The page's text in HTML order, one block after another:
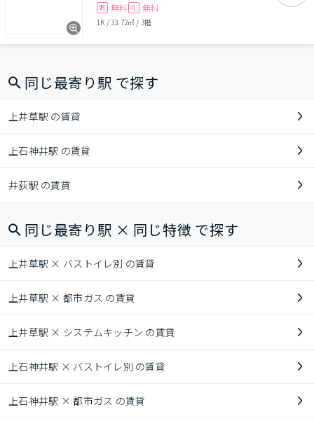
敷 無料 礼 無料
1K /33.72㎡ / 3階
同じ最寄り駅 で探す
上井草駅 の賃貸
上石神井駅 の賃貸
井荻駅 の賃貸
同じ最寄り駅 × 同じ特徴 で探す
上井草駅 × バストイレ別 の賃貸
上井草駅 × 都市ガス の賃貸
上井草駅 × システムキッチン の賃貸
上石神井駅 × バストイレ別 の賃貸
上石神井駅 × 都市ガス の賃貸